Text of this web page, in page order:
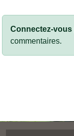
Connectez-vous
commentaires.